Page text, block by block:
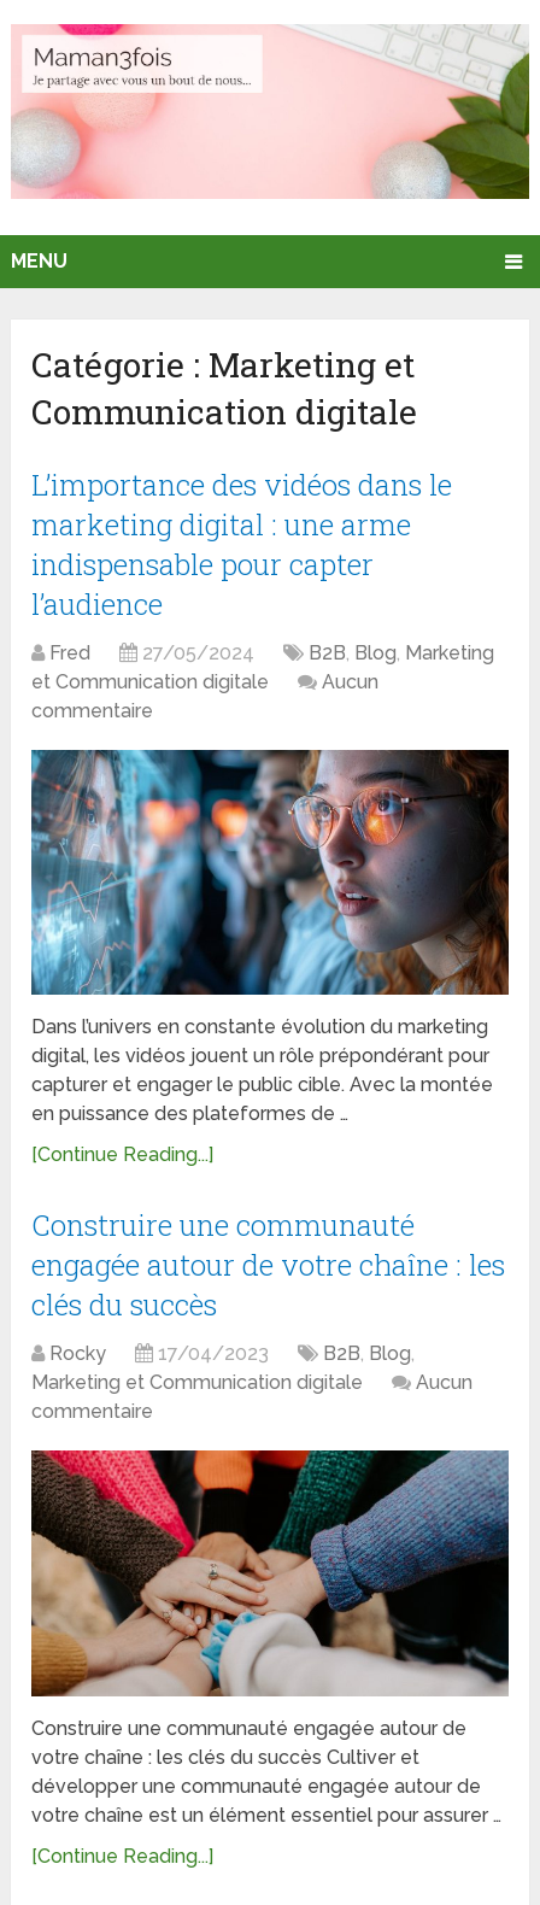
MENU
Catégorie : Marketing et
Communication digitale
L’importance des vidéos dans le
marketing digital : une arme
indispensable pour capter
l’audience
Fred 27/05/2024 B2B, Blog, Marketing
et Communication digitale
Aucun
commentaire
Dans l’univers en constante évolution du marketing
digital, les vidéos jouent un rôle prépondérant pour
capturer et engager le public cible. Avec la montée
en puissance des plateformes de …
[Continue Reading...]
Construire une communauté
engagée autour de votre chaîne : les
clés du succès
Rocky 17/04/2023 B2B, Blog,
Marketing et Communication digitale
Aucun
commentaire
Construire une communauté engagée autour de
votre chaîne : les clés du succès Cultiver et
développer une communauté engagée autour de
votre chaîne est un élément essentiel pour assurer …
[Continue Reading...]